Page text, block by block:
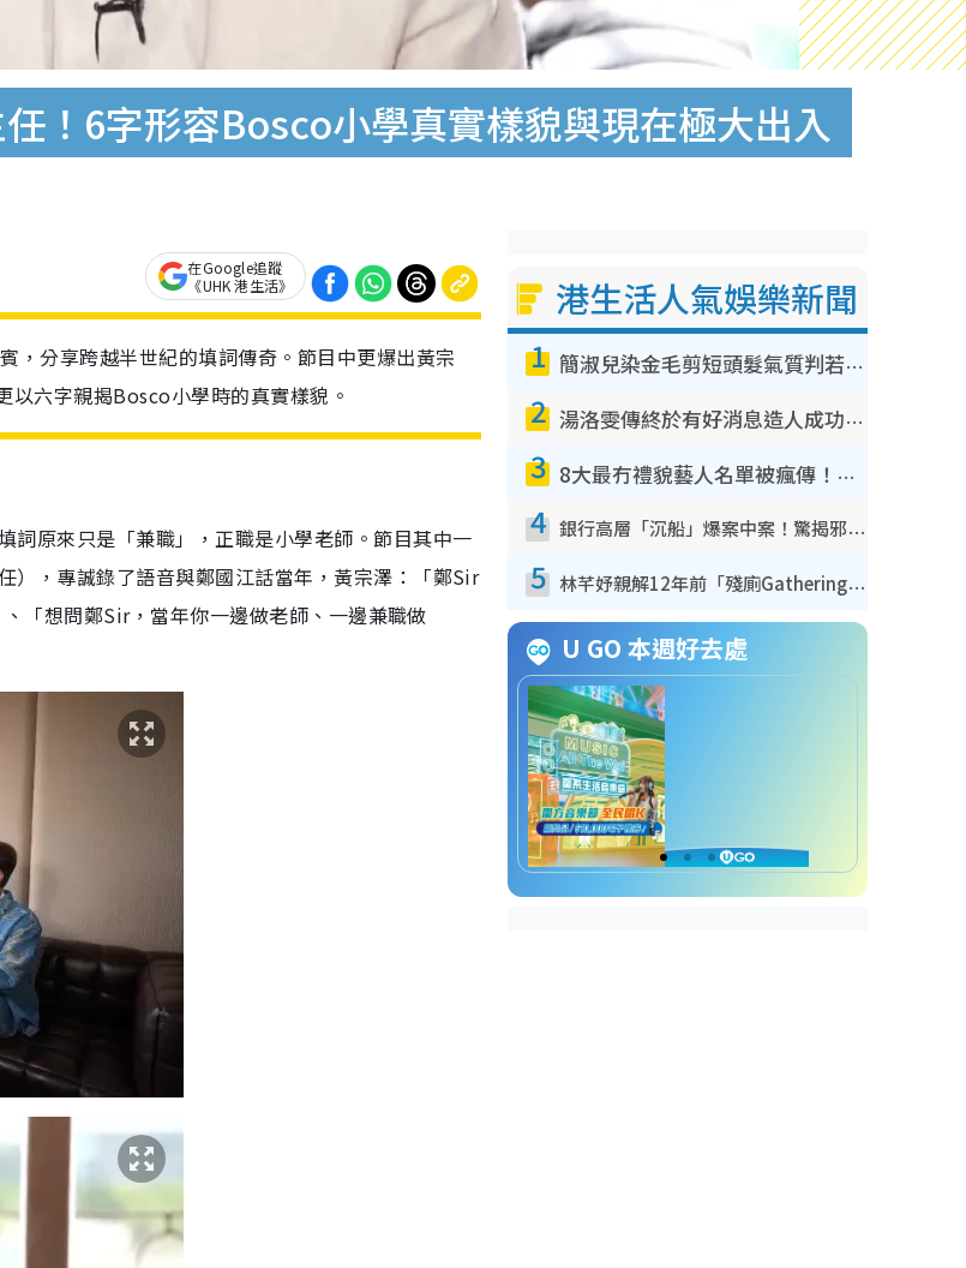
！6字形容Bosco小學真實樣貌與現在極大出入
在Google追蹤
《UHK 港生活》
，分享跨越半世紀的填詞傳奇。節目中更爆出黃宗
六字親揭Bosco小學時的真實樣貌。
詞原來只是「兼職」，正職是小學老師。節目其中一
），專誠錄了語音與鄭國江話當年，黃宗澤：「鄭Sir
「想問鄭Sir，當年你一邊做老師、一邊兼職做
港生活人氣娛樂新聞
1 簡淑兒染金毛剪短頭髮氣質判若兩人！嚇壞老公麥大力都認唔出：「你做咩事？」
2 湯洛雯傳終於有好消息造人成功！兩大細節曝孕味極濃惹猜測：大肚婆先會咁！
3 8大最冇禮貌藝人名單被瘋傳！網民揭發明星真面目 一致數臭呢位係無品天花板？
4 銀行高層「沉船」爆案中案！驚揭邪教洗腦操控賣淫被吞600萬 幕後黑手講多錯多
5 林芊妤親解12年前「殘廁Gathering」真相！高層解約一句話重創尊嚴至今拒返TVB
U GO 本週好去處